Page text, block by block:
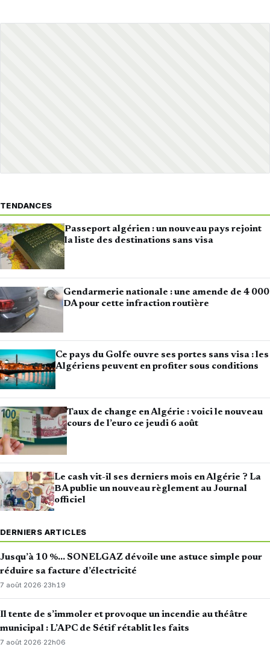
TENDANCES
Passeport algérien : un nouveau pays rejoint
la liste des destinations sans visa
Gendarmerie nationale : une amende de 4 000
DA pour cette infraction routière
Ce pays du Golfe ouvre ses portes sans visa : les
Algériens peuvent en profiter sous conditions
Taux de change en Algérie : voici le nouveau
cours de l’euro ce jeudi 6 août
Le cash vit-il ses derniers mois en Algérie ? La
BA publie un nouveau règlement au Journal
officiel
DERNIERS ARTICLES
Jusqu’à 10 %… SONELGAZ dévoile une astuce simple pour
réduire sa facture d’électricité
7 août 2026·23h19
Il tente de s’immoler et provoque un incendie au théâtre
municipal : L’APC de Sétif rétablit les faits
7 août 2026·22h06